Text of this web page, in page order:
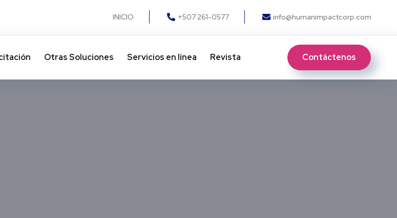
INICIO +507 261-0577 info@humanimpactcorp.com
Otras Soluciones​ Servicios en línea Revista Contáctenos